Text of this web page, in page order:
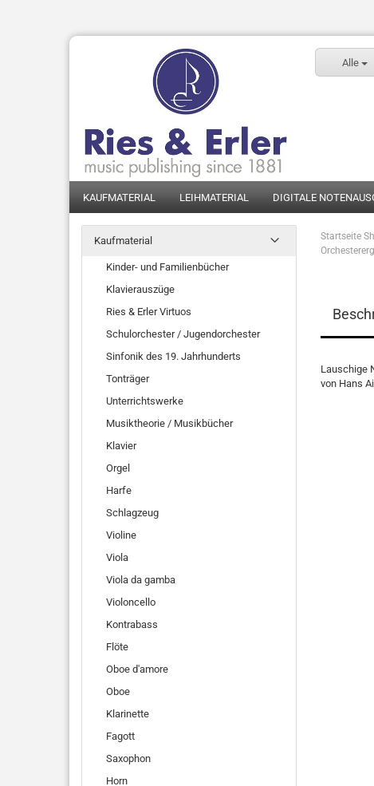
Alle
KAUFMATERIAL LEIHMATERIAL DIGITALE
Startseite
Lauschige
von Hans
Kaufmaterial
Kinder- und Familienbücher
Klavierauszüge
Ries & Erler Virtuos
Schulorchester / Jugendorchester
Sinfonik des 19. Jahrhunderts
Tonträger
Unterrichtswerke
Musiktheorie / Musikbücher
Klavier
Orgel
Harfe
Schlagzeug
Violine
Viola
Viola da gamba
Violoncello
Kontrabass
Flöte
Oboe d'amore
Oboe
Klarinette
Fagott
Saxophon
Horn